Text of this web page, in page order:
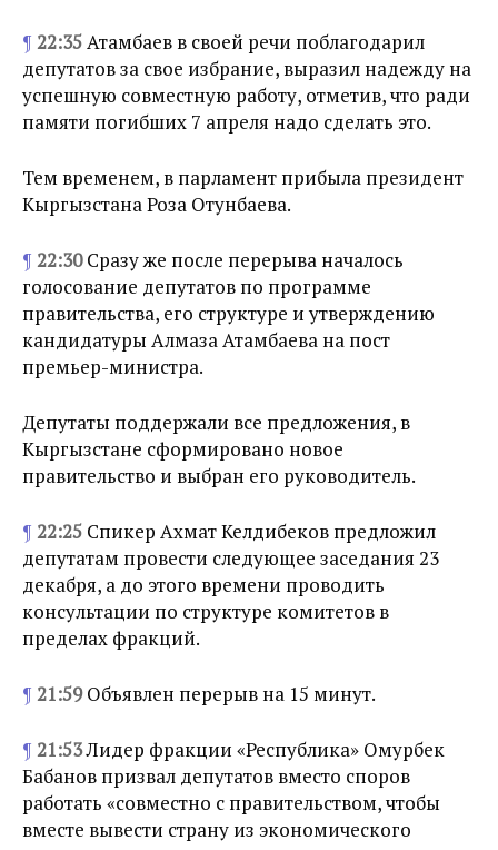
¶ 22:35Атамбаев в своей речи поблагодарил
депутатов за свое избрание, выразил надежду на
успешную совместную работу, отметив, что ради
памяти погибших 7 апреля надо сделать это.
Тем временем, в парламент прибыла президент
Кыргызстана Роза Отунбаева.
¶ 22:30Сразу же после перерыва началось
голосование депутатов по программе
правительства, его структуре и утверждению
кандидатуры Алмаза Атамбаева на пост
премьер-министра.
Депутаты поддержали все предложения, в
Кыргызстане сформировано новое
правительство и выбран его руководитель.
¶ 22:25 Спикер Ахмат Келдибеков предложил
депутатам провести следующее заседания 23
декабря, а до этого времени проводить
консультации по структуре комитетов в
пределах фракций.
¶ 21:59Объявлен перерыв на 15 минут.
¶ 21:53Лидер фракции «Республика» Омурбек
Бабанов призвал депутатов вместо споров
работать «совместно с правительством, чтобы
вместе вывести страну из экономического